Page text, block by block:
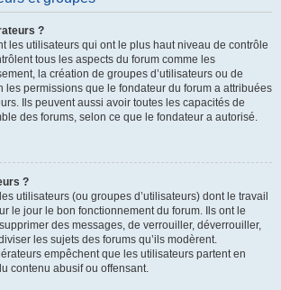
?
les utilisateurs qui ont le plus haut niveau de contrôle
tous les aspects du forum comme les
la création de groupes d’utilisateurs ou de
les permissions que le fondateur du forum a attribuées
Ils peuvent aussi avoir toutes les capacités de
des forums, selon ce que le fondateur a autorisé.
?
utilisateurs (ou groupes d’utilisateurs) dont le travail
le jour le bon fonctionnement du forum. Ils ont le
des messages, de verrouiller, déverrouiller,
les sujets des forums qu’ils modèrent.
empêchent que les utilisateurs partent en
contenu abusif ou offensant.